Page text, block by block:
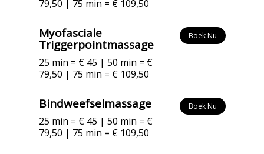
79,50 | 75 min = € 109,50
Myofasciale
Triggerpointmassage
25 min = € 45 | 50 min = €
79,50 | 75 min = € 109,50
Boek Nu
Bindweefselmassage
25 min = € 45 | 50 min = €
79,50 | 75 min = € 109,50
Boek Nu